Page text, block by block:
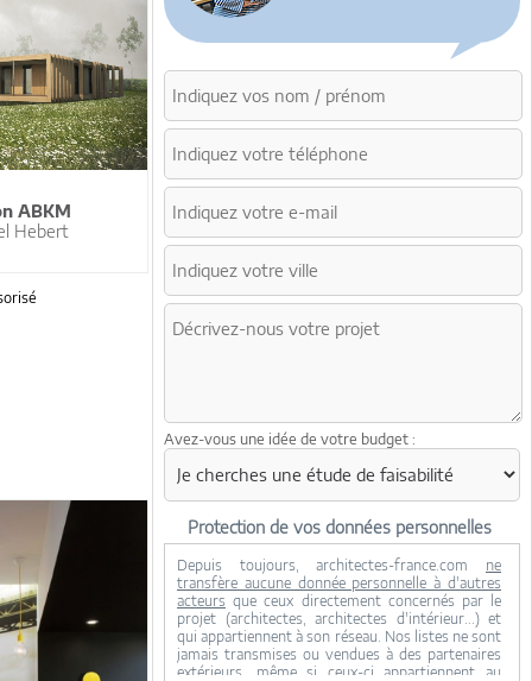
ABKM
Hebert
Avez-vous une idée de votre budget :
Protection de vos données personnelles
Depuis toujours, architectes-france.com ne
transfère aucune donnée personnelle à d'autres
acteurs que ceux directement concernés par le
projet (architectes, architectes d'intérieur...) et
qui appartiennent à son réseau. Nos listes ne sont
jamais transmises ou vendues à des partenaires
extérieurs, même si ceux-ci appartiennent au